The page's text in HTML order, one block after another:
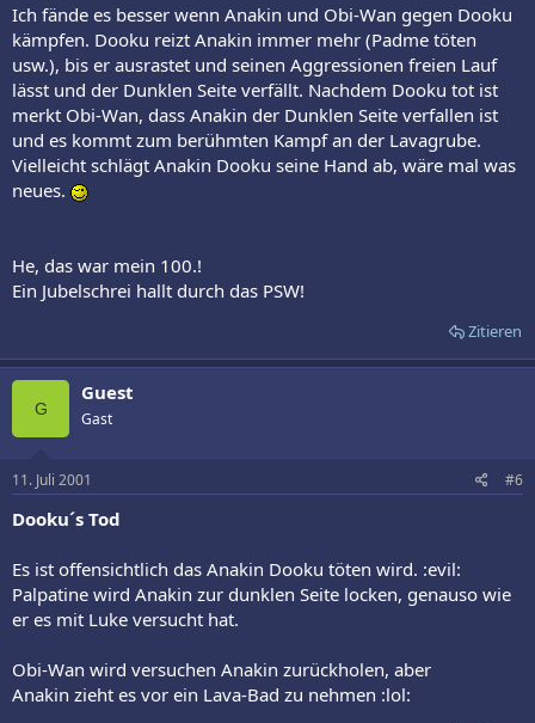
Ich fände es besser wenn Anakin und Obi-Wan gegen Dooku
kämpfen. Dooku reizt Anakin immer mehr (Padme töten
usw.), bis er ausrastet und seinen Aggressionen freien Lauf
lässt und der Dunklen Seite verfällt. Nachdem Dooku tot ist
merkt Obi-Wan, dass Anakin der Dunklen Seite verfallen ist
und es kommt zum berühmten Kampf an der Lavagrube.
Vielleicht schlägt Anakin Dooku seine Hand ab, wäre mal was
neues.
He, das war mein 100.!
Ein Jubelschrei hallt durch das PSW!
Zitieren
G
Guest
Gast
11. Juli 2001 #6
Dooku´s Tod
Es ist offensichtlich das Anakin Dooku töten wird. :evil:
Palpatine wird Anakin zur dunklen Seite locken, genauso wie
er es mit Luke versucht hat.
Obi-Wan wird versuchen Anakin zurückholen, aber
Anakin zieht es vor ein Lava-Bad zu nehmen :lol: